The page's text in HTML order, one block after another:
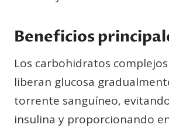
Beneficios
Los carbohidratos
liberan glucosa
torrente sanguíneo,
insulina y proporcionando